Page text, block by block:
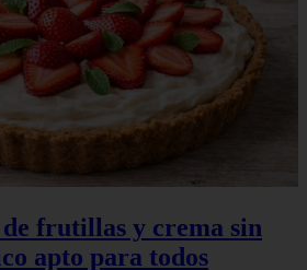
frutillas y crema sin
apto para todos